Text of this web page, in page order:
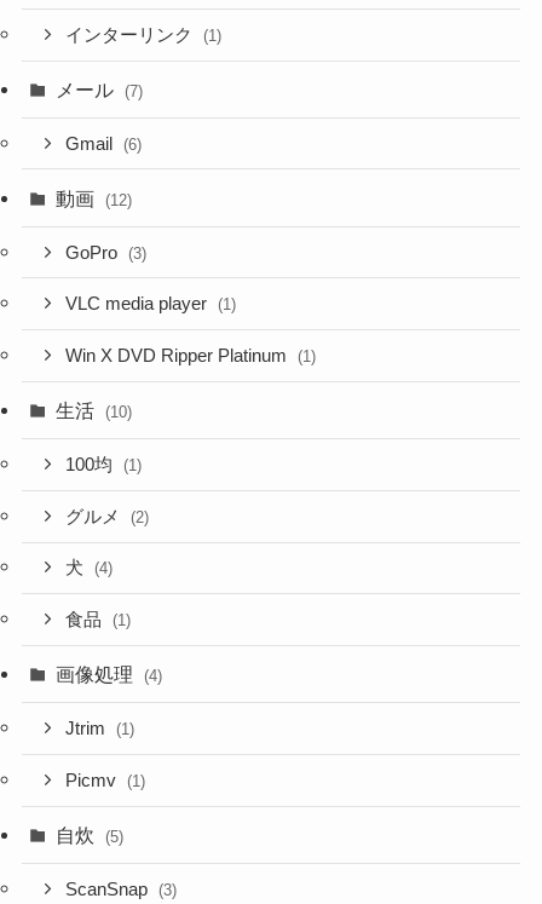
インターリンク (1)
メール (7)
Gmail (6)
動画 (12)
GoPro (3)
VLC media player (1)
Win X DVD Ripper Platinum (1)
生活 (10)
100均 (1)
グルメ (2)
犬 (4)
食品 (1)
画像処理 (4)
Jtrim (1)
Picmv (1)
自炊 (5)
ScanSnap (3)